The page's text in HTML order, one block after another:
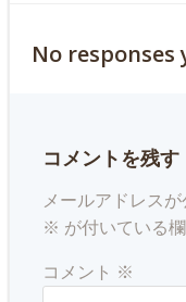
No responses
コメントを残す
メールアドレスが
※ が付いている
コメント ※